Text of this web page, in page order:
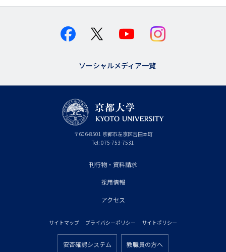
ソーシャルメディア一覧
〒606-8501 京
都
府
京都市左京区吉田本町
Tel: 075-753-7531
刊行物・資料請求
採用情報
アクセス
サイトマップ プライバシーポリシー サイトポリシー
安否確認システム 教職員の方へ